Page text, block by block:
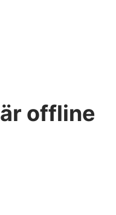
är offline